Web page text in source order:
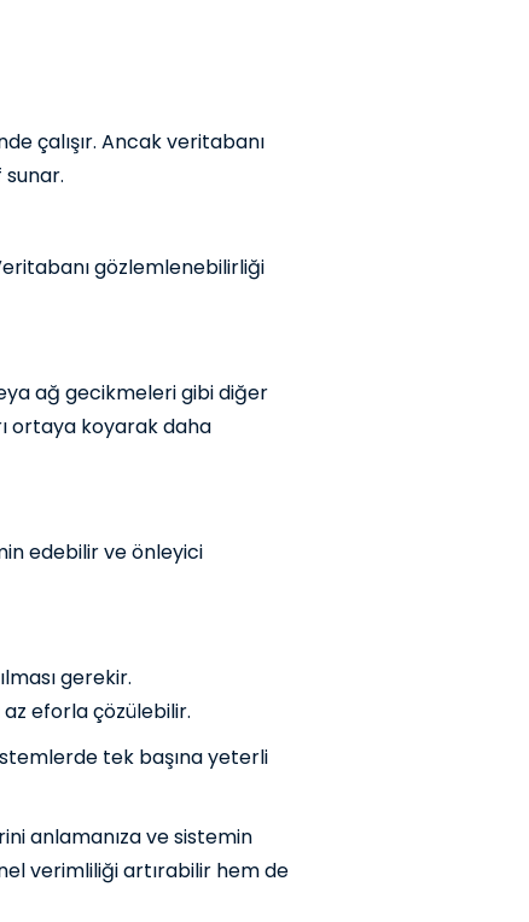
çalışır. Ancak veritabanı
gözlemlenebilirliği
ağ gecikmeleri gibi diğer
ortaya koyarak daha
edebilir ve önleyici
gerekir.
eforla çözülebilir.
tek başına yeterli
anlamanıza ve sistemin
verimliliği artırabilir hem de